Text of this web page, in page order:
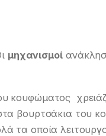
μηχανισμοί
κουφώματος
βουρτσάκια του
τα οποία